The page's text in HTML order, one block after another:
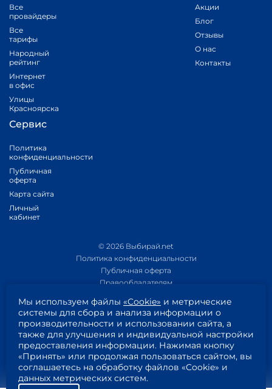
Все
провайдеры
Все
тарифы
Народный
рейтинг
Интернет
в офис
Улицы
Красноярска
Акции
Блог
Отзывы
О нас
Контакты
Сервис
Политика
конфиденциальности
Публичная
оферта
Карта сайта
Личный
кабинет
© 2026 Выбирай.net
Политика конфиденциальности
Публичная оферта
Правообладателям
Приложение 1
Приложение 2
Пользовательское соглашение
Согласие на обработку персональных данных
Мы используем файлы «Cookie» и метрические
системы для сбора и анализа информации о
производительности и использовании сайта, а
также для улучшения и индивидуальной настройки
предоставления информации. Нажимая кнопку
«Принять» или продолжая пользоваться сайтом, вы
соглашаетесь на обработку файлов «Cookie» и
данных метрических систем.